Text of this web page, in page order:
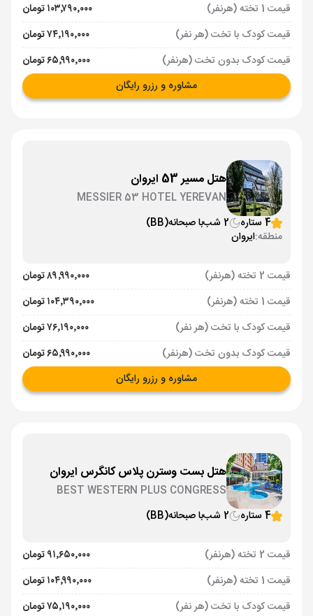
قیمت 1 تخته (هرنفر)
۱۰۳٬۷۹۰٬۰۰۰ تومان
قیمت کودک با تخت (هر نفر)
۷۴٬۱۹۰٬۰۰۰ تومان
قیمت کودک بدون تخت (هرنفر)
۶۵٬۹۹۰٬۰۰۰ تومان
مشاوره و رزرو رایگان
هتل مسیر 53 ایروان
MESSIER 53 HOTEL YEREVAN
4 ستاره
2 شب با صبحانه(BB)
منطقه:ایروان
قیمت 2 تخته (هرنفر)
۸۹٬۹۹۰٬۰۰۰ تومان
قیمت 1 تخته (هرنفر)
۱۰۴٬۳۹۰٬۰۰۰ تومان
قیمت کودک با تخت (هر نفر)
۷۶٬۱۹۰٬۰۰۰ تومان
قیمت کودک بدون تخت (هرنفر)
۶۵٬۹۹۰٬۰۰۰ تومان
مشاوره و رزرو رایگان
هتل بست وسترن پلاس کانگرس ایروان
BEST WESTERN PLUS CONGRESS
4 ستاره
2 شب با صبحانه(BB)
قیمت 2 تخته (هرنفر)
۹۱٬۶۵۰٬۰۰۰ تومان
قیمت 1 تخته (هرنفر)
۱۰۴٬۹۹۰٬۰۰۰ تومان
قیمت کودک با تخت (هر نفر)
۷۵٬۱۹۰٬۰۰۰ تومان